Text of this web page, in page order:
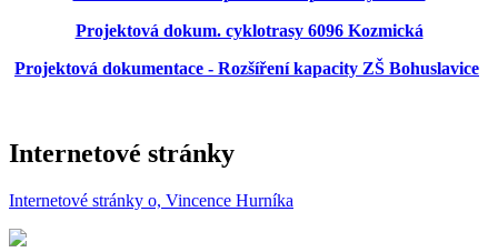
Projektová dokum. cyklotrasy 6096 Kozmická
Projektová dokumentace - Rozšíření kapacity ZŠ Bohuslavice
Internetové stránky
Internetové stránky o, Vincence Hurníka